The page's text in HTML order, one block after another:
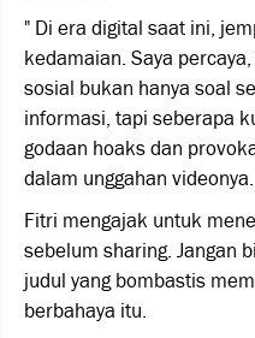
" Di era digital saat ini,
kedamaian. Saya
sosial bukan hanya soal
informasi, tapi seberapa
godaan hoaks dan
dalam unggahan videonya.
Fitri mengajak untuk
sebelum sharing. Jangan
judul yang bombastis
berbahaya itu.